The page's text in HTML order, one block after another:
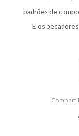
padrões de
E os